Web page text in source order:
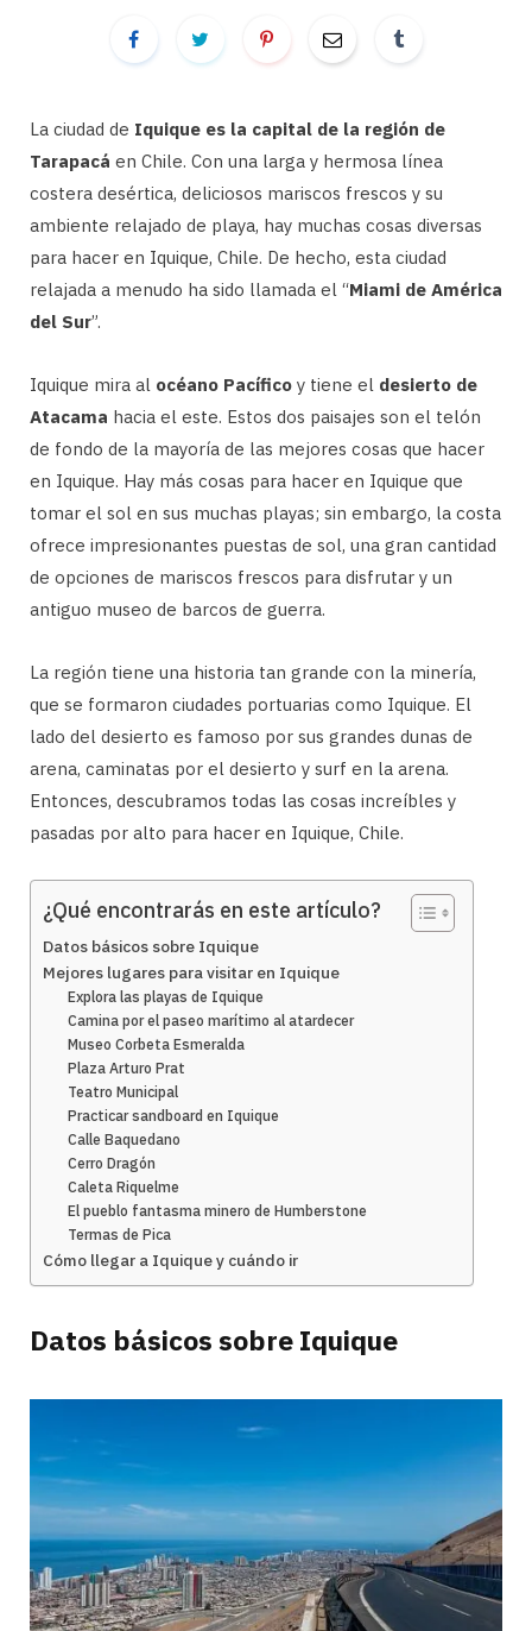
La ciudad de Iquique es la capital de la región de
Tarapacá en Chile. Con una larga y hermosa línea
costera desértica, deliciosos mariscos frescos y su
ambiente relajado de playa, hay muchas cosas diversas
para hacer en Iquique, Chile. De hecho, esta ciudad
relajada a menudo ha sido llamada el “Miami de América
del Sur”.
Iquique mira al océano Pacífico y tiene el desierto de
Atacama hacia el este. Estos dos paisajes son el telón
de fondo de la mayoría de las mejores cosas que hacer
en Iquique. Hay más cosas para hacer en Iquique que
tomar el sol en sus muchas playas; sin embargo, la costa
ofrece impresionantes puestas de sol, una gran cantidad
de opciones de mariscos frescos para disfrutar y un
antiguo museo de barcos de guerra.
La región tiene una historia tan grande con la minería,
que se formaron ciudades portuarias como Iquique. El
lado del desierto es famoso por sus grandes dunas de
arena, caminatas por el desierto y surf en la arena.
Entonces, descubramos todas las cosas increíbles y
pasadas por alto para hacer en Iquique, Chile.
¿Qué encontrarás en este artículo?
Datos básicos sobre Iquique
Mejores lugares para visitar en Iquique
Explora las playas de Iquique
Camina por el paseo marítimo al atardecer
Museo Corbeta Esmeralda
Plaza Arturo Prat
Teatro Municipal
Practicar sandboard en Iquique
Calle Baquedano
Cerro Dragón
Caleta Riquelme
El pueblo fantasma minero de Humberstone
Termas de Pica
Cómo llegar a Iquique y cuándo ir
Datos básicos sobre Iquique